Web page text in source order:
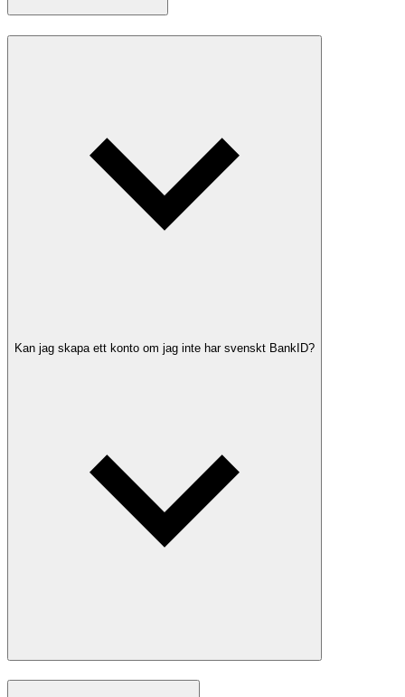
Kan jag skapa ett konto om jag inte har svenskt BankID?